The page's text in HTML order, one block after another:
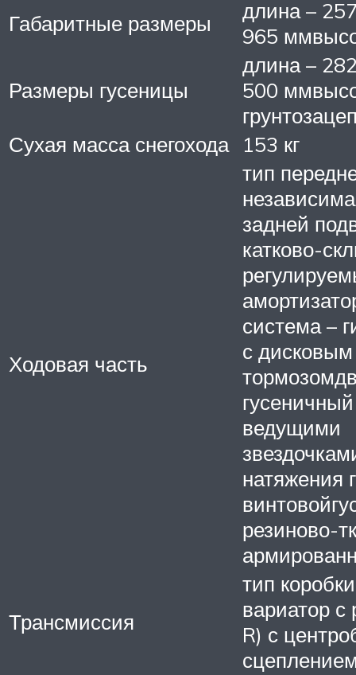
Габаритные размеры
длина –
965
Размеры гусеницы
длина –
500
Сухая масса снегохода
153 кг
Ходовая часть
тип
задней
катково-
система –
с дисковым
ведущими
натяжения
резиново-
Трансмиссия
тип
вариатор
R) с